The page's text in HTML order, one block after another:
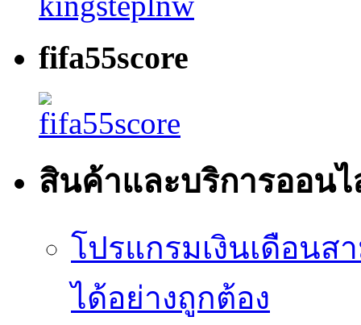
fifa55score
สินค้าและบริการออน
โปรแกรมเงินเดือนส
ได้อย่างถูกต้อง